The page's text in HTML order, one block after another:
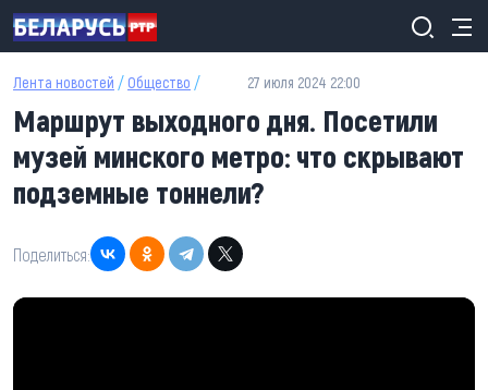
Перейти к основному содержанию
Лента новостей / Общество / 27 июля 2024 22:00
Маршрут выходного дня. Посетили
музей минского метро: что скрывают
подземные тоннели?
Поделиться: